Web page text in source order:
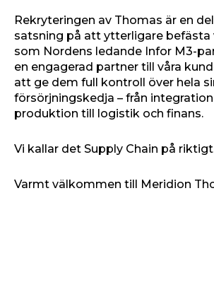
Rekryteringen av Thomas är en
satsning på att ytterligare befästa
som Nordens ledande Infor M3-
en engagerad partner till våra
att ge dem full kontroll över hela
försörjningskedja – från
produktion till logistik och finans.
Vi kallar det Supply Chain på
Varmt välkommen till Meridion